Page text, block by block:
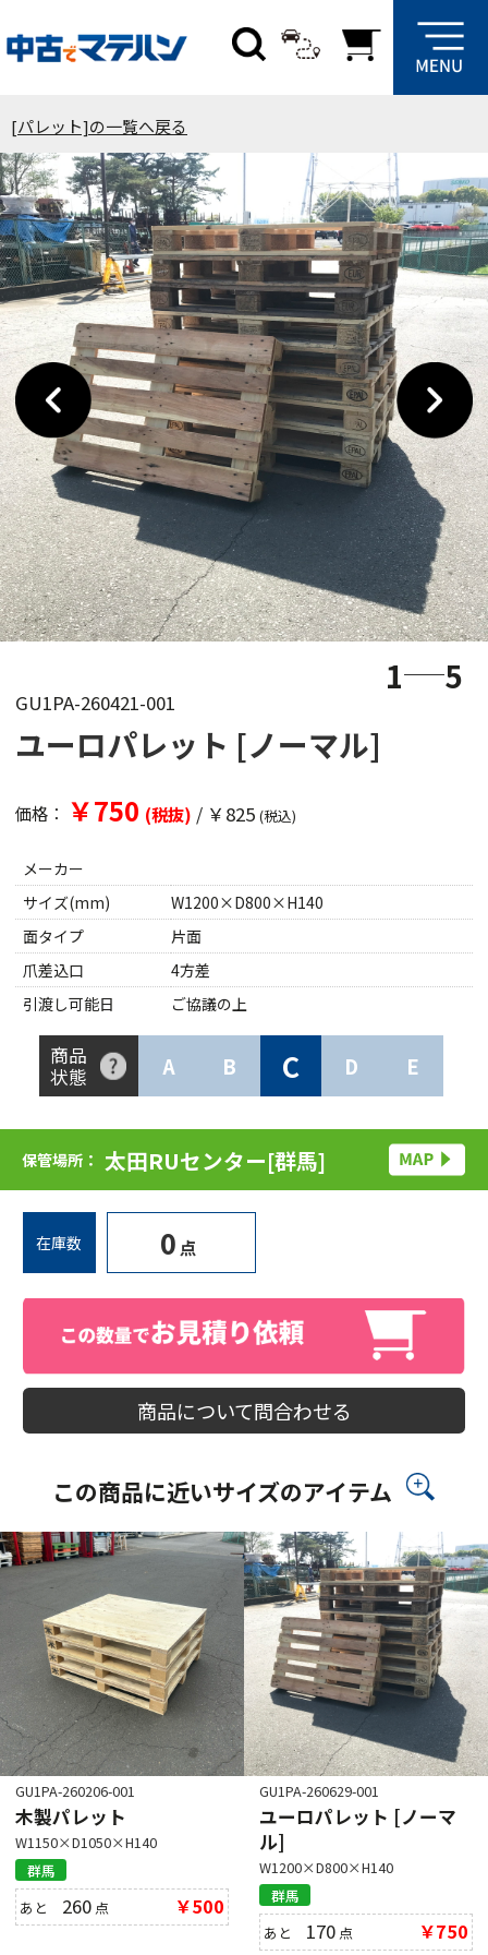
[パレット]の一覧へ戻る
1 5
GU1PA-260421-001
ユーロパレット [ノーマル]
価格： ￥750 (税抜) / ￥825 (税込)
メーカー
サイズ(mm)
W1200×D800×H140
面タイプ
片面
爪差込口
4方差
引渡し可能日
ご協議の上
商品
状態
A B C D E
保管場所： 太田RUセンター[群馬]
在庫数 0 点
商品について問合わせる
この商品に近いサイズのアイテム
GU1PA-260206-001
木製パレット
W1150×D1050×H140
群馬
あと 260 点 ￥500
GU1PA-260629-001
ユーロパレット [ノーマ
ル]
W1200×D800×H140
群馬
あと 170 点 ￥750